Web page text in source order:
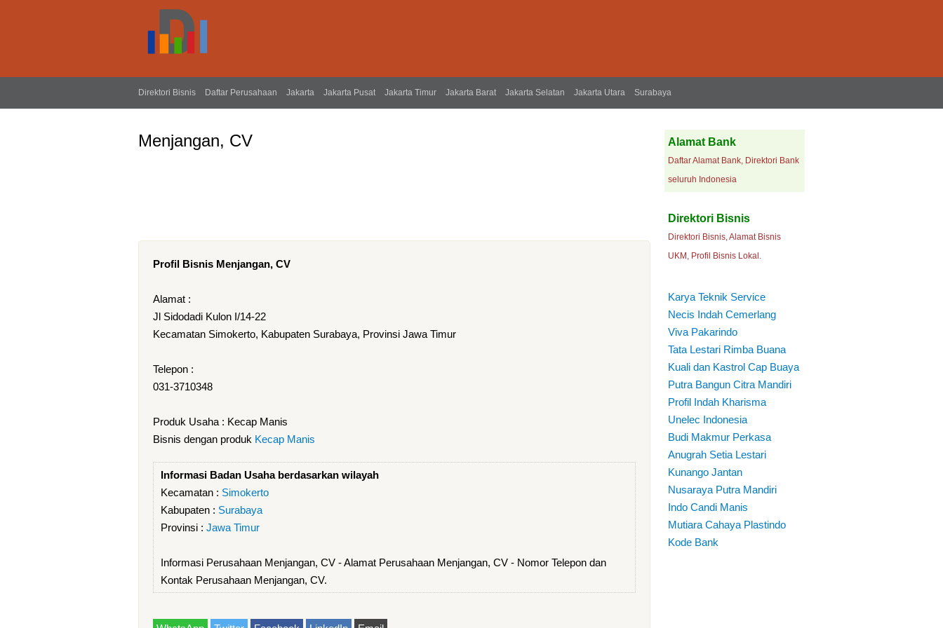
Direktori Bisnis Daftar Perusahaan Jakarta Jakarta Pusat Jakarta Timur Jakarta Barat Jakarta Selatan Jakarta Utara Surabaya
Menjangan, CV
Profil Bisnis Menjangan, CV
Alamat :
Jl Sidodadi Kulon I/14-22
Kecamatan Simokerto, Kabupaten Surabaya, Provinsi Jawa Timur
Telepon :
031-3710348
Produk Usaha : Kecap Manis
Bisnis dengan produk Kecap Manis
Informasi Badan Usaha berdasarkan wilayah
Kecamatan : Simokerto
Kabupaten : Surabaya
Provinsi : Jawa Timur
Informasi Perusahaan Menjangan, CV - Alamat Perusahaan Menjangan, CV - Nomor Telepon dan
Kontak Perusahaan Menjangan, CV.
Alamat Bank
Daftar Alamat Bank, Direktori Bank
seluruh Indonesia
Direktori Bisnis
Direktori Bisnis, Alamat Bisnis
UKM, Profil Bisnis Lokal.
Karya Teknik Service
Necis Indah Cemerlang
Viva Pakarindo
Tata Lestari Rimba Buana
Kuali dan Kastrol Cap Buaya
Putra Bangun Citra Mandiri
Profil Indah Kharisma
Unelec Indonesia
Budi Makmur Perkasa
Anugrah Setia Lestari
Kunango Jantan
Nusaraya Putra Mandiri
Indo Candi Manis
Mutiara Cahaya Plastindo
Kode Bank